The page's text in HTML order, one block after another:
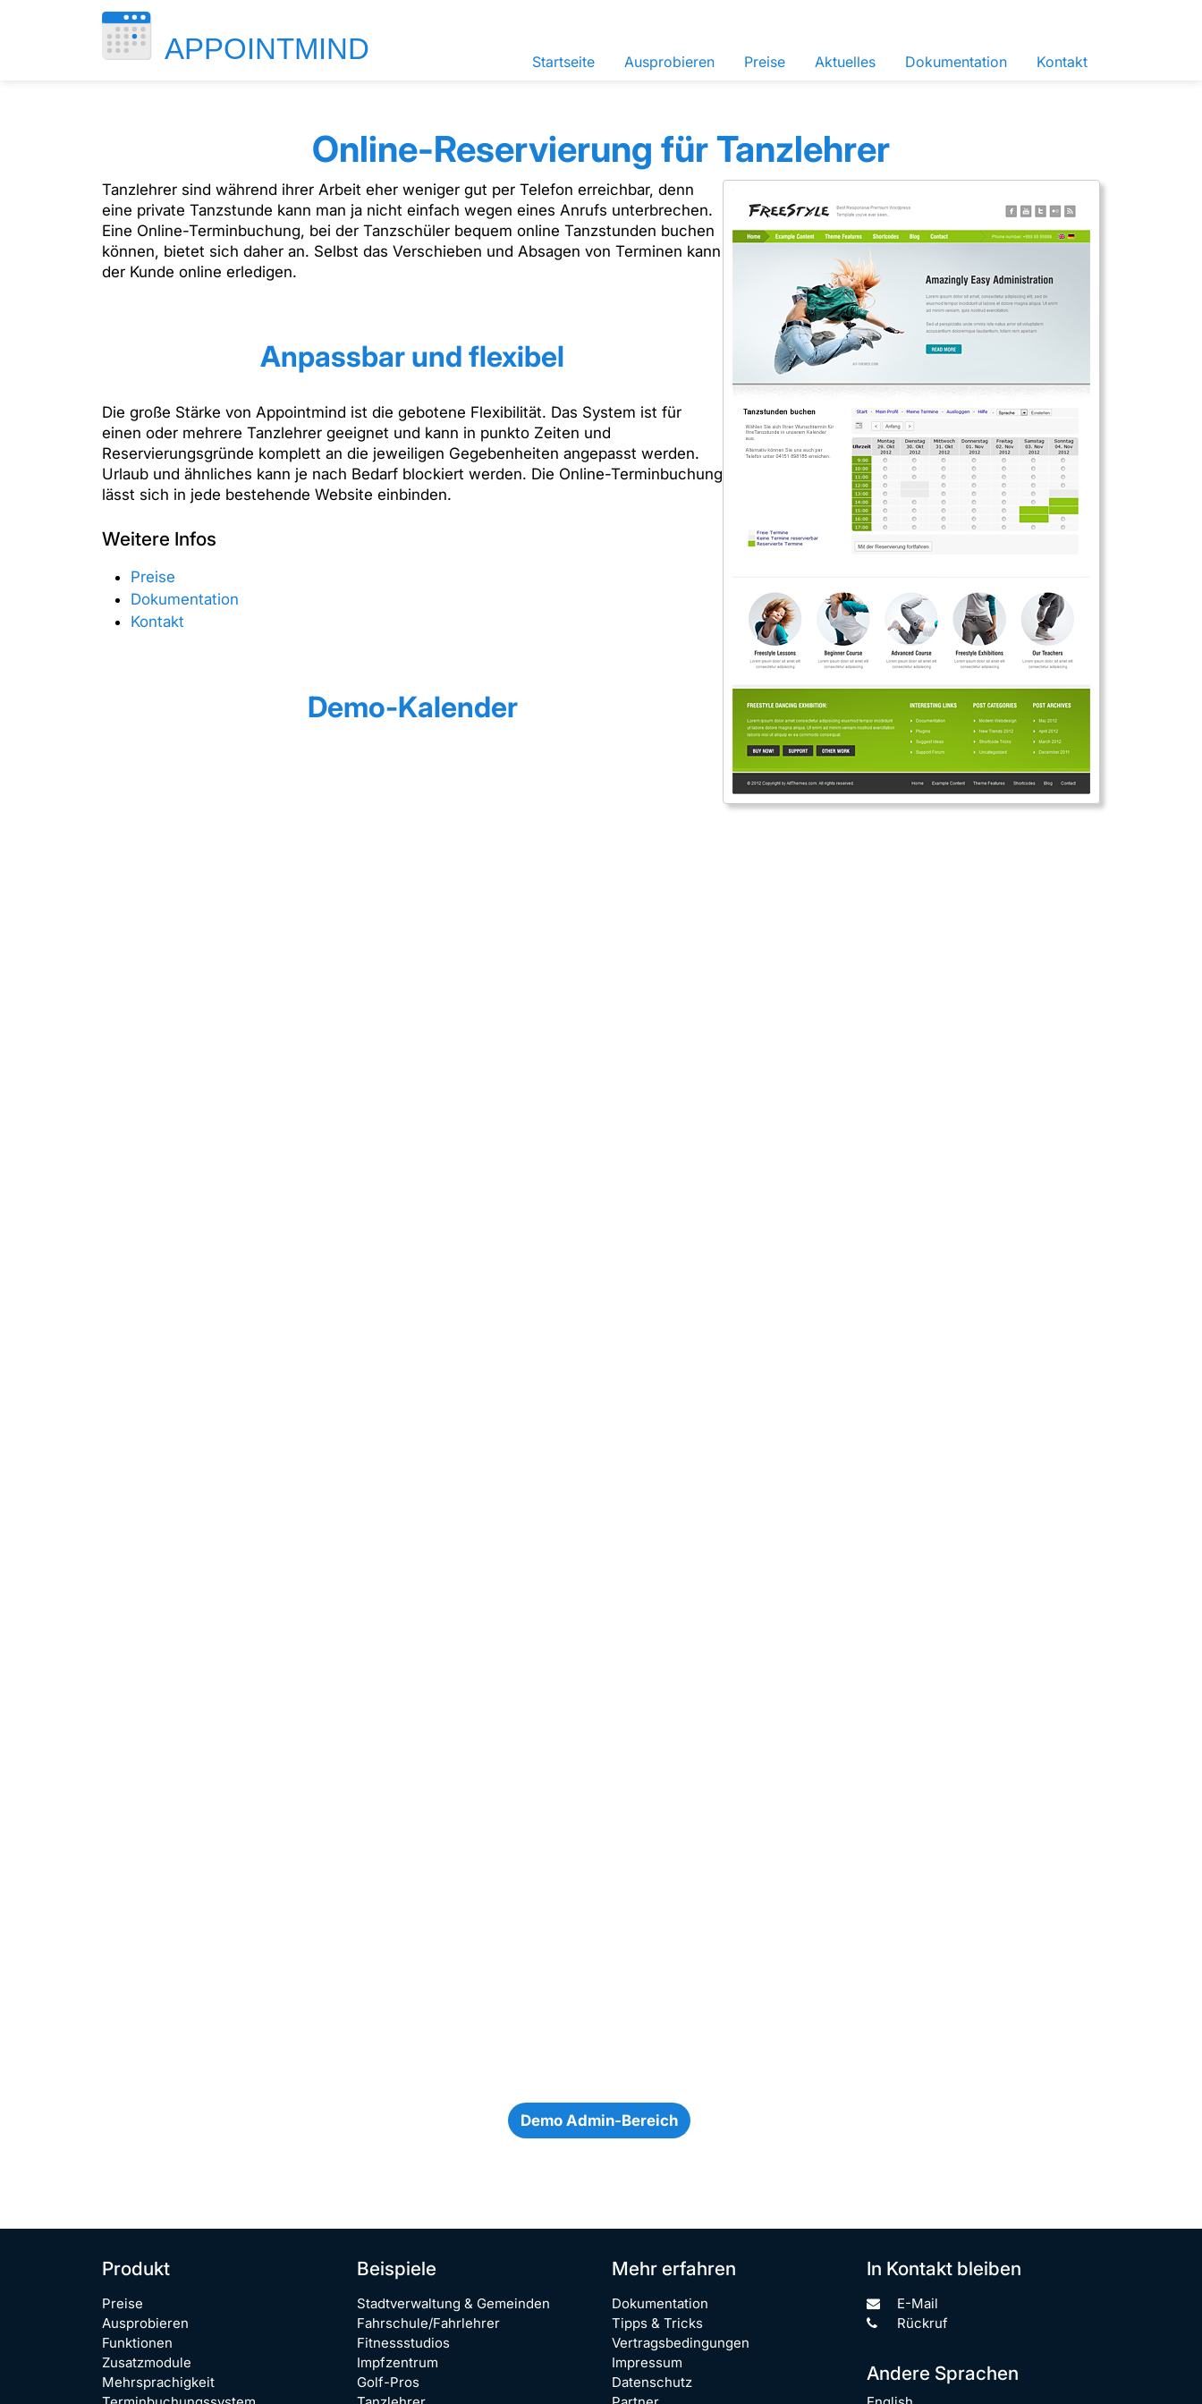
Startseite Ausprobieren Preise Aktuelles Dokumentation Kontakt
Online-Reservierung für Tanzlehrer
Tanzlehrer sind während ihrer Arbeit eher weniger gut per Telefon erreichbar, denn
eine private Tanzstunde kann man ja nicht einfach wegen eines Anrufs unterbrechen.
Eine Online-Terminbuchung, bei der Tanzschüler bequem online Tanzstunden buchen
können, bietet sich daher an. Selbst das Verschieben und Absagen von Terminen kann
der Kunde online erledigen.
Anpassbar und flexibel
Die große Stärke von Appointmind ist die gebotene Flexibilität. Das System ist für
einen oder mehrere Tanzlehrer geeignet und kann in punkto Zeiten und
Reservierungsgründe komplett an die jeweiligen Gegebenheiten angepasst werden.
Urlaub und ähnliches kann je nach Bedarf blockiert werden. Die Online-Terminbuchung
lässt sich in jede bestehende Website einbinden.
Weitere Infos
Preise
Dokumentation
Kontakt
Demo-Kalender
Demo Admin-Bereich
Produkt
Preise
Ausprobieren
Funktionen
Zusatzmodule
Mehrsprachigkeit
Beispiele
Stadtverwaltung & Gemeinden
Fahrschule/Fahrlehrer
Fitnessstudios
Impfzentrum
Golf-Pros
Mehr erfahren
Dokumentation
Tipps & Tricks
Vertragsbedingungen
Impressum
Datenschutz
In Kontakt bleiben
E-Mail
Rückruf
Andere Sprachen